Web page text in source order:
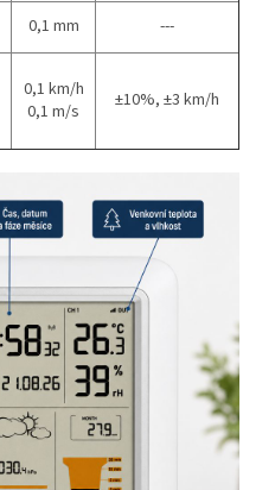
0,1 mm ---
0,1 km/h
0,1 m/s
±10%, ±3 km/h